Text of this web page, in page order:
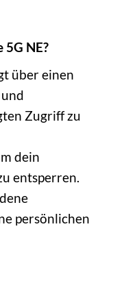
NE?
über einen
Zugriff zu
dein
entsperren.
persönlichen